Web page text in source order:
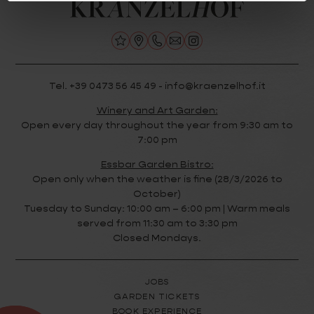
Tel. +39 0473 56 45 49 - info@kraenzelhof.it
Winery and Art Garden:
Open every day throughout the year from 9:30 am to
7:00 pm
Essbar Garden Bistro:
Open only when the weather is fine (28/3/2026 to
October)
Tuesday to Sunday: 10:00 am – 6:00 pm | Warm meals
served from 11:30 am to 3:30 pm
Closed Mondays.
JOBS
GARDEN TICKETS
BOOK EXPERIENCE